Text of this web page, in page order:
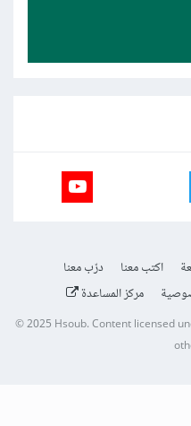
اكتب معنا
درّب معنا
مركز المساعدة
© 2025 Hsoub.Content licensed